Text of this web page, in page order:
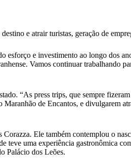
e atrair turistas, geração de
esforço e investimento ao longo dos
Vamos continuar trabalhando
“As press trips, que sempre
de Encantos, e divulgarem
Ele também contemplou o
teve uma experiência gastronômica
Palácio dos Leões.